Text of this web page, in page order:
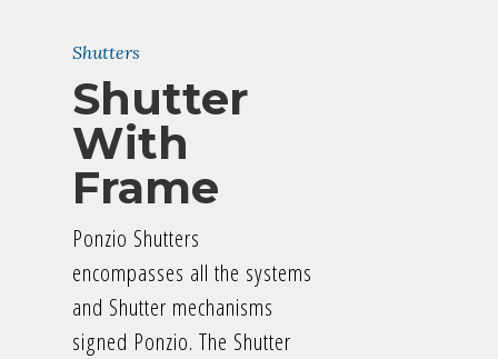
Shutters
Shutter
With
Frame
Ponzio Shutters
encompasses all the systems
and Shutter mechanisms
signed Ponzio. The Shutter